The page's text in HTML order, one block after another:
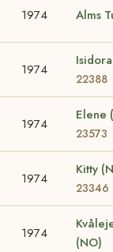
1974 Alms
1974
22388
1974
Elene
23573
1974
Kitty
23346
1974
(NO)